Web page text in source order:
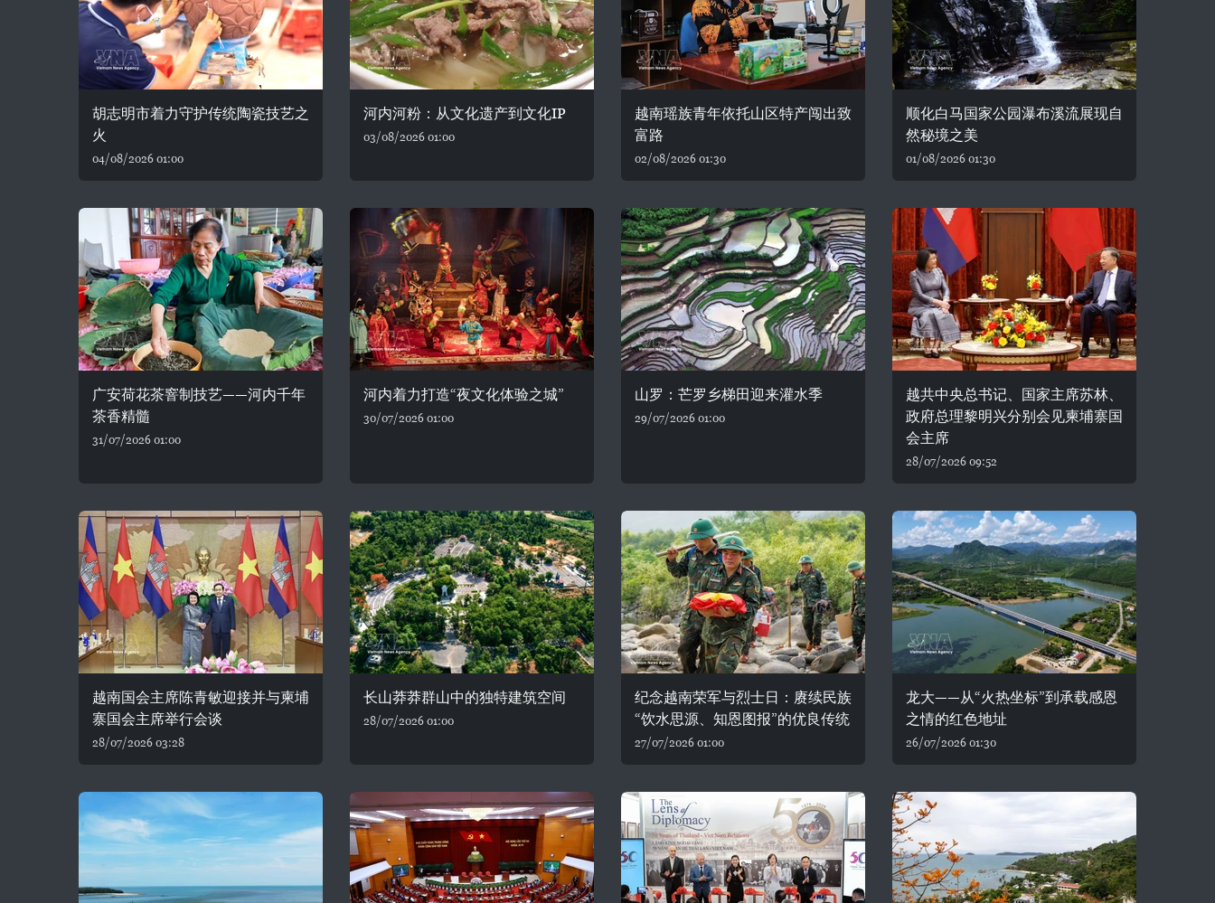
胡志明市着力守护传统陶瓷技艺之
火
04/08/2026 01:00
河内河粉：从文化遗产到文化IP
03/08/2026 01:00
越南瑶族青年依托山区特产闯出致
富路
02/08/2026 01:30
顺化白马国家公园瀑布溪流展现自
然秘境之美
01/08/2026 01:30
广安荷花茶窨制技艺——河内千年
茶香精髓
31/07/2026 01:00
河内着力打造“夜文化体验之城”
30/07/2026 01:00
山罗：芒罗乡梯田迎来灌水季
29/07/2026 01:00
越共中央总书记、国家主席苏林、
政府总理黎明兴分别会见柬埔寨国
会主席
28/07/2026 09:52
越南国会主席陈青敏迎接并与柬埔
寨国会主席举行会谈
28/07/2026 03:28
长山莽莽群山中的独特建筑空间
28/07/2026 01:00
纪念越南荣军与烈士日：赓续民族
“饮水思源、知恩图报”的优良传统
27/07/2026 01:00
龙大——从“火热坐标”到承载感恩
之情的红色地址
26/07/2026 01:30